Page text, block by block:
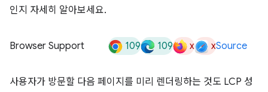
인지 자세히 알아보세요.
Browser Support 109 109 x xSource
사용자가 방문할 다음 페이지를 미리 렌더링하는 것도 LCP 성